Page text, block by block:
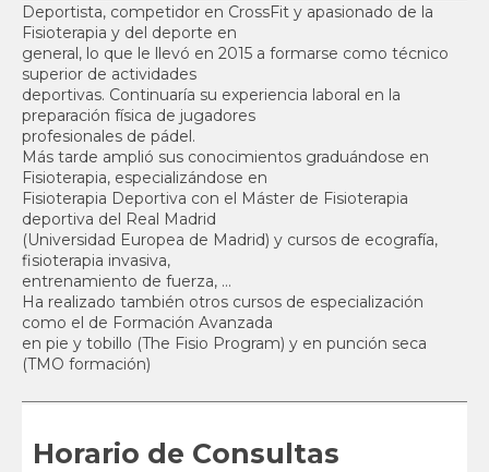
Deportista, competidor en CrossFit y apasionado de la
Fisioterapia y del deporte en
general, lo que le llevó en 2015 a formarse como técnico
superior de actividades
deportivas. Continuaría su experiencia laboral en la
preparación física de jugadores
profesionales de pádel.
Más tarde amplió sus conocimientos graduándose en
Fisioterapia, especializándose en
Fisioterapia Deportiva con el Máster de Fisioterapia
deportiva del Real Madrid
(Universidad Europea de Madrid) y cursos de ecografía,
fisioterapia invasiva,
entrenamiento de fuerza, …
Ha realizado también otros cursos de especialización
como el de Formación Avanzada
en pie y tobillo (The Fisio Program) y en punción seca
(TMO formación)
Horario de Consultas